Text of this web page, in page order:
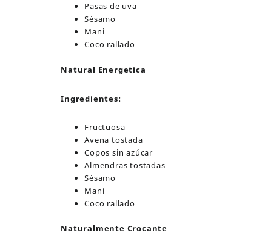
Pasas de uva
Sésamo
Mani
Coco rallado
Natural Energetica
Ingredientes:
Fructuosa
Avena tostada
Copos sin azúcar
Almendras tostadas
Sésamo
Maní
Coco rallado
Naturalmente Crocante